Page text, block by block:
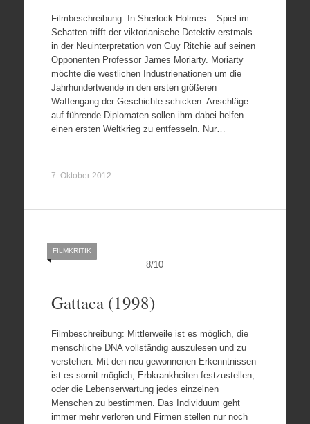
Filmbeschreibung: In Sherlock Holmes – Spiel im
Schatten trifft der viktorianische Detektiv erstmals
in der Neuinterpretation von Guy Ritchie auf seinen
Opponenten Professor James Moriarty. Moriarty
möchte die westlichen Industrienationen um die
Jahrhundertwende in den ersten größeren
Waffengang der Geschichte schicken. Anschläge
auf führende Diplomaten sollen ihm dabei helfen
einen ersten Weltkrieg zu entfesseln. Nur…
7. Oktober 2012
8/10
FILMKRITIK
Gattaca (1998)
Filmbeschreibung: Mittlerweile ist es möglich, die
menschliche DNA vollständig auszulesen und zu
verstehen. Mit den neu gewonnenen Erkenntnissen
ist es somit möglich, Erbkrankheiten festzustellen,
oder die Lebenserwartung jedes einzelnen
Menschen zu bestimmen. Das Individuum geht
immer mehr verloren und Firmen stellen nur noch